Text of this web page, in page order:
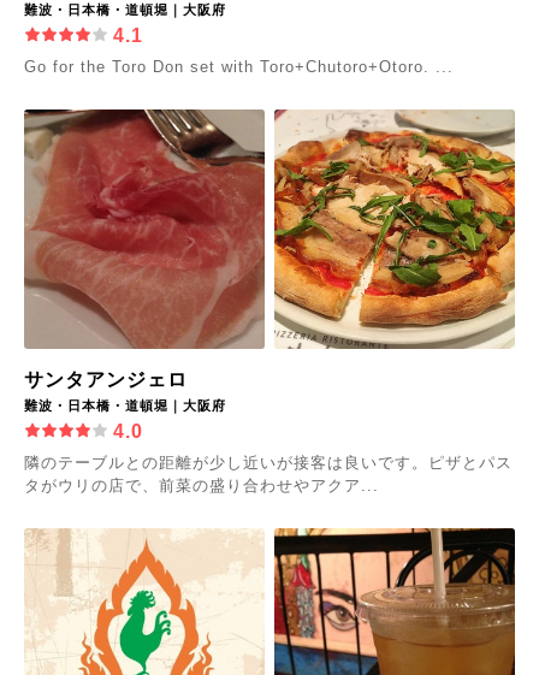
難波・日本橋・道頓堀｜大阪府
4.1
Go for the Toro Don set with Toro+Chutoro+Otoro. ...
サンタアンジェロ
難波・日本橋・道頓堀｜大阪府
4.0
隣のテーブルとの距離が少し近いが接客は良いです。ピザとパス
タがウリの店で、前菜の盛り合わせやアクア...